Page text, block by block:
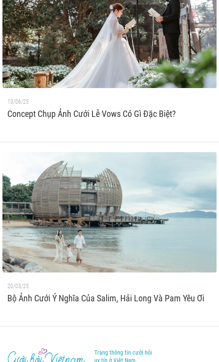
13/06/25
Concept Chụp Ảnh Cưới Lễ Vows Có Gì Đặc Biệt?
20/03/25
Bộ Ảnh Cưới Ý Nghĩa Của Salim, Hải Long Và Pam Yêu Ơi
Trang thông tin cưới hỏi